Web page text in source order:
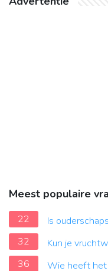
Meest populaire
22
Is
32
Kun je
36
Wie heeft het